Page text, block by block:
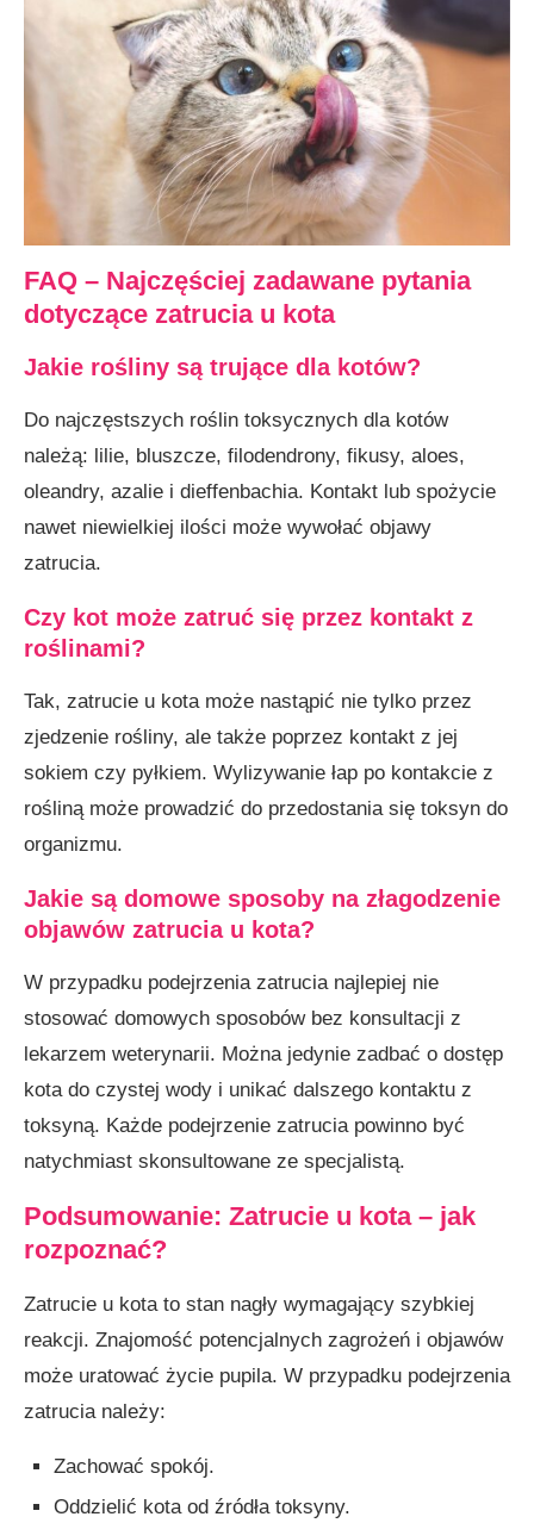
FAQ – Najczęściej zadawane pytania
dotyczące zatrucia u kota
Jakie rośliny są trujące dla kotów?
Do najczęstszych roślin toksycznych dla kotów
należą: lilie, bluszcze, filodendrony, fikusy, aloes,
oleandry, azalie i dieffenbachia. Kontakt lub spożycie
nawet niewielkiej ilości może wywołać objawy
zatrucia.
Czy kot może zatruć się przez kontakt z
roślinami?
Tak, zatrucie u kota może nastąpić nie tylko przez
zjedzenie rośliny, ale także poprzez kontakt z jej
sokiem czy pyłkiem. Wylizywanie łap po kontakcie z
rośliną może prowadzić do przedostania się toksyn do
organizmu.
Jakie są domowe sposoby na złagodzenie
objawów zatrucia u kota?
W przypadku podejrzenia zatrucia najlepiej nie
stosować domowych sposobów bez konsultacji z
lekarzem weterynarii. Można jedynie zadbać o dostęp
kota do czystej wody i unikać dalszego kontaktu z
toksyną. Każde podejrzenie zatrucia powinno być
natychmiast skonsultowane ze specjalistą.
Podsumowanie: Zatrucie u kota – jak
rozpoznać?
Zatrucie u kota to stan nagły wymagający szybkiej
reakcji. Znajomość potencjalnych zagrożeń i objawów
może uratować życie pupila. W przypadku podejrzenia
zatrucia należy:
Zachować spokój.
Oddzielić kota od źródła toksyny.